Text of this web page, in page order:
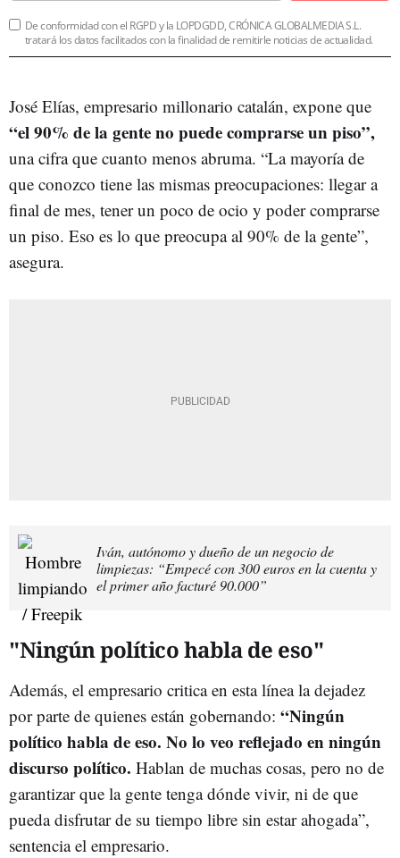
De conformidad con el RGPD y la LOPDGDD, CRÓNICA GLOBALMEDIA S.L.
tratará los datos facilitados con la finalidad de remitirle noticias de actualidad.
José Elías, empresario millonario catalán, expone que
“el 90% de la gente no puede comprarse un piso”,
una cifra que cuanto menos abruma. “La mayoría de
que conozco tiene las mismas preocupaciones: llegar a
final de mes, tener un poco de ocio y poder comprarse
un piso. Eso es lo que preocupa al 90% de la gente”,
asegura.
Iván, autónomo y dueño de un negocio de
limpiezas: “Empecé con 300 euros en la cuenta y
el primer año facturé 90.000”
"Ningún político habla de eso"
Además, el empresario critica en esta línea la dejadez
por parte de quienes están gobernando: “Ningún
político habla de eso. No lo veo reflejado en ningún
discurso político. Hablan de muchas cosas, pero no de
garantizar que la gente tenga dónde vivir, ni de que
pueda disfrutar de su tiempo libre sin estar ahogada”,
sentencia el empresario.